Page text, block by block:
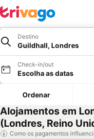
Destino
Guildhall, Londres
Check-in/out
Escolha as datas
Ordenar
Alojamentos em
(Londres, Reino
Como os pagamentos